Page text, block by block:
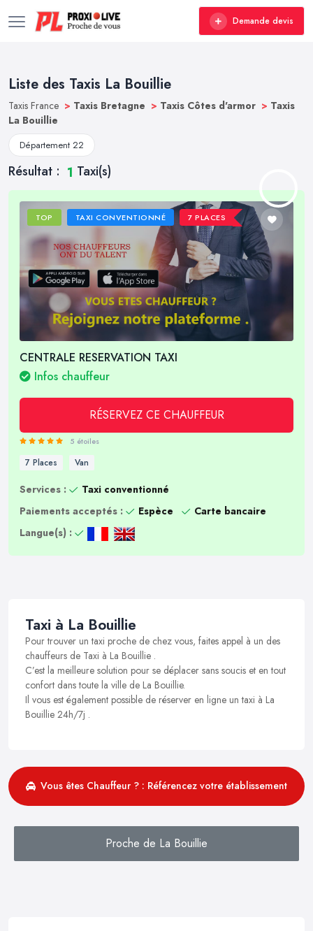
Demande devis
Liste des Taxis La Bouillie
Taxis France > Taxis Bretagne > Taxis Côtes d'armor > Taxis
La Bouillie
Département 22
Résultat : 1 Taxi(s)
TOP TAXI CONVENTIONNÉ 7 PLACES
CENTRALE RESERVATION TAXI
Infos chauffeur
RÉSERVEZ CE CHAUFFEUR
5 étoiles
7 Places Van
Services :
Taxi conventionné
Paiements acceptés :
Espèce
Carte bancaire
Langue(s) :
Taxi à La Bouillie
Pour trouver un taxi proche de chez vous, faites appel à un des
chauffeurs de Taxi à La Bouillie .
C’est la meilleure solution pour se déplacer sans soucis et en tout
confort dans toute la ville de La Bouillie.
Il vous est également possible de réserver en ligne un taxi à La
Bouillie 24h/7j .
Vous êtes Chauffeur ? : Référencez votre établissement
Proche de La Bouillie